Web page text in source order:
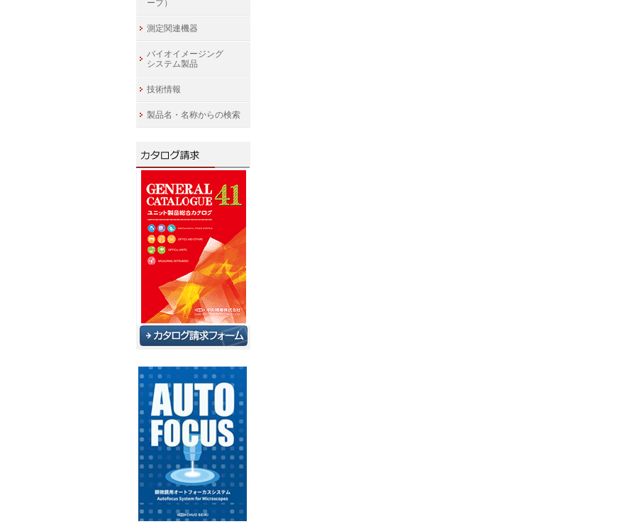
ープ）
測定関連機器
バイオイメージング
システム製品
技術情報
製品名・名称からの検索